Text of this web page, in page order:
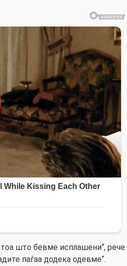
што бевме исплашени“, рече
паѓаа додека одевме“.